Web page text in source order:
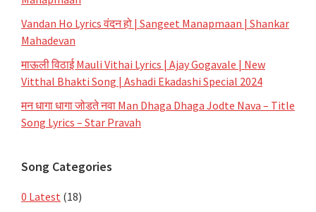
Vandan Ho Lyrics वंदन हो | Sangeet Manapmaan | Shankar
Mahadevan
माऊली विठाई Mauli Vithai Lyrics | Ajay Gogavale | New
Vitthal Bhakti Song | Ashadi Ekadashi Special 2024
मन धागा धागा जोडते नवा Man Dhaga Dhaga Jodte Nava – Title
Song Lyrics – Star Pravah
Song Categories
0 Latest (18)